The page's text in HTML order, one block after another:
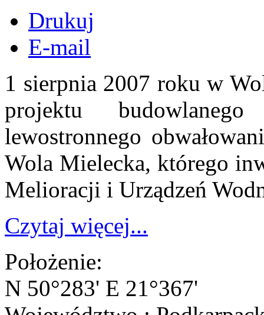
Drukuj
E-mail
1 sierpnia 2007 roku w
projektu
lewostronnego
Wola Mielecka, którego
Melioracji i Urządzeń
Czytaj więcej...
Położenie:
N 50°283' E 21°367'